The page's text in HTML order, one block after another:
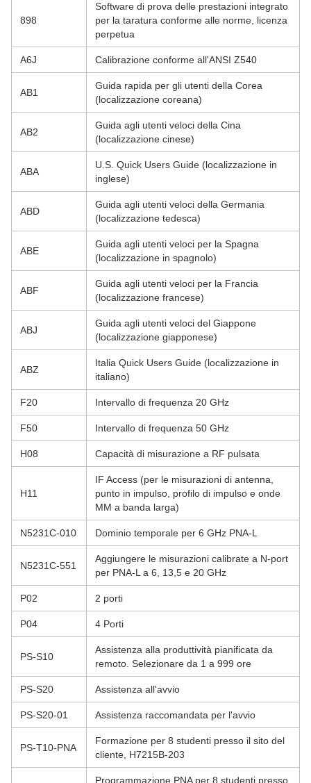
898
Software di prova delle prestazioni integrato
per la taratura conforme alle norme, licenza
perpetua
A6J Calibrazione conforme all'ANSI Z540
AB1
Guida rapida per gli utenti della Corea
(localizzazione coreana)
AB2
Guida agli utenti veloci della Cina
(localizzazione cinese)
ABA
U.S. Quick Users Guide (localizzazione in
inglese)
ABD
Guida agli utenti veloci della Germania
(localizzazione tedesca)
ABE
Guida agli utenti veloci per la Spagna
(localizzazione in spagnolo)
ABF
Guida agli utenti veloci per la Francia
(localizzazione francese)
ABJ
Guida agli utenti veloci del Giappone
(localizzazione giapponese)
ABZ
Italia Quick Users Guide (localizzazione in
italiano)
F20 Intervallo di frequenza 20 GHz
F50 Intervallo di frequenza 50 GHz
H08 Capacità di misurazione a RF pulsata
H11
IF Access (per le misurazioni di antenna,
punto in impulso, profilo di impulso e onde
MM a banda larga)
N5231C-010 Dominio temporale per 6 GHz PNA-L
N5231C-551
Aggiungere le misurazioni calibrate a N-port
per PNA-L a 6, 13,5 e 20 GHz
P02 2 porti
P04 4 Porti
PS-S10
Assistenza alla produttività pianificata da
remoto. Selezionare da 1 a 999 ore
PS-S20 Assistenza all'avvio
PS-S20-01 Assistenza raccomandata per l'avvio
PS-T10-PNA
Formazione per 8 studenti presso il sito del
cliente, H7215B-203
Programmazione PNA per 8 studenti presso